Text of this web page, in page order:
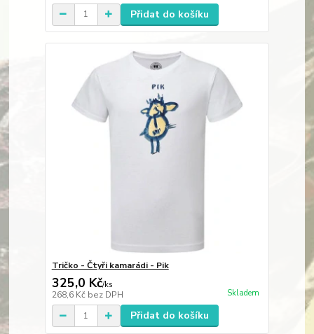
Přidat do košíku
Tričko - Čtyři kamarádi - Pik
325,0 Kč/ks
268,6 Kč bez DPH Skladem
Přidat do košíku